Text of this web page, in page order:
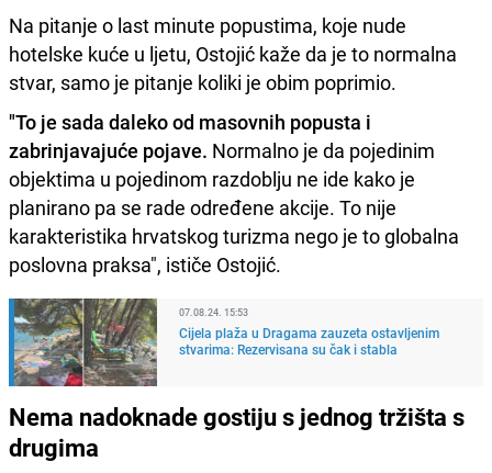
Na pitanje o last minute popustima, koje nude
hotelske kuće u ljetu, Ostojić kaže da je to normalna
stvar, samo je pitanje koliki je obim poprimio.
"To je sada daleko od masovnih popusta i
zabrinjavajuće pojave. Normalno je da pojedinim
objektima u pojedinom razdoblju ne ide kako je
planirano pa se rade određene akcije. To nije
karakteristika hrvatskog turizma nego je to globalna
poslovna praksa", ističe Ostojić.
07.08.24. 15:53
Cijela plaža u Dragama zauzeta ostavljenim
stvarima: Rezervisana su čak i stabla
Nema nadoknade gostiju s jednog tržišta s
drugima